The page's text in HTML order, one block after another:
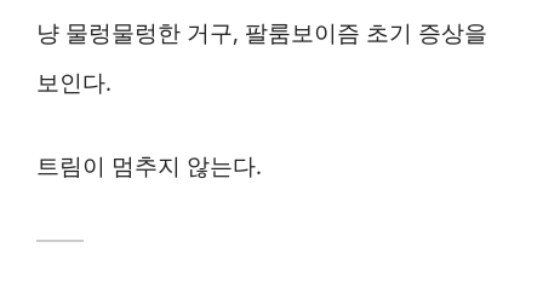
냥 물렁물렁한 거구, 팔룸보이즘 초기 증상을
보인다.
트림이 멈추지 않는다.